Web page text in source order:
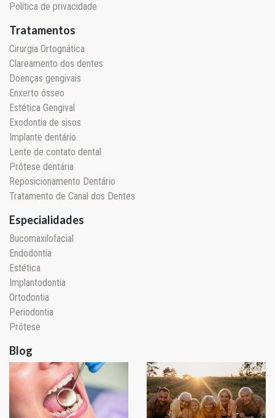
Política de privacidade
Tratamentos
Cirurgia Ortognática
Clareamento dos dentes
Doenças gengivais
Enxerto ósseo
Estética Gengival
Exodontia de sisos
Implante dentário
Lente de contato dental
Prótese dentária
Reposicionamento Dentário
Tratamento de Canal dos Dentes
Especialidades
Bucomaxilofacial
Endodontia
Estética
Implantodontia
Ortodontia
Periodontia
Prótese
Blog